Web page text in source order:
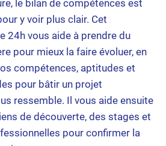
le bilan de compétences est
y voir plus clair. Cet
24h vous aide à prendre du
pour mieux la faire évoluer, en
compétences, aptitudes et
pour bâtir un projet
ressemble. Il vous aide ensuite
de découverte, des stages et
pour confirmer la